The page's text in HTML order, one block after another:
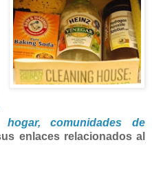
comunidades de
enlaces relacionados al